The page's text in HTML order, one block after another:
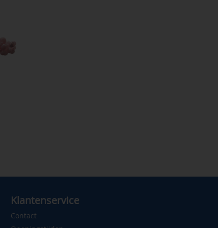
Klantenservice
Contact